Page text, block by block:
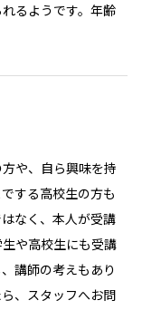
るようです。年齢
や、自ら興味を持
する高校生の方も
なく、本人が受講
や高校生にも受講
講師の考えもあり
、スタッフへお問